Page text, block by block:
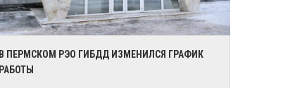
​В ПЕРМСКОМ РЭО ГИБДД ИЗМЕНИЛСЯ ГРАФИК
РАБОТЫ